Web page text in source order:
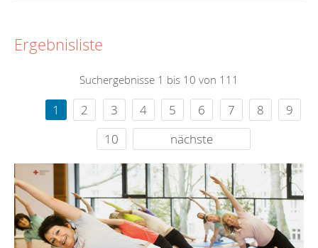
Ergebnisliste
Suchergebnisse 1 bis 10 von 111
1 2 3 4 5 6 7 8
9
10
nächste